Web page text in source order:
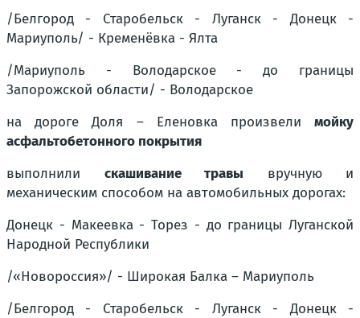
/Белгород - Старобельск - Луганск - Донецк -
Мариуполь/ - Кременёвка - Ялта
/Мариуполь - Володарское - до границы
Запорожской области/ - Володарское
на дорогеДоля – Еленовкапроизвелимойку
асфальтобетонного покрытия
выполнили скашивание травы вручную и
механическим способом на автомобильных дорогах:
Донецк - Макеевка - Торез - до границы Луганской
Народной Республики
/«Новороссия»/ - Широкая Балка – Мариуполь
/Белгород - Старобельск - Луганск - Донецк -